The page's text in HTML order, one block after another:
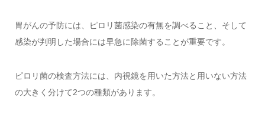
胃がんの予防には、ピロリ菌感染の有無を調べること、そして
感染が判明した場合には早急に除菌することが重要です。
ピロリ菌の検査方法には、内視鏡を用いた方法と用いない方法
の大きく分けて2つの種類があります。